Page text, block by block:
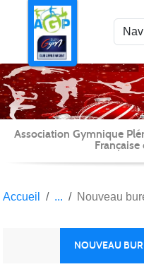
Association Gymnique
Accueil Nouveau
NOUVEAU
Panneau de gestion des